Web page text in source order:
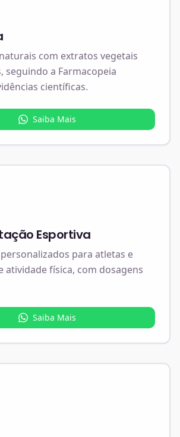
com extratos vegetais
seguindo a Farmacopeia
científicas.
Saiba Mais
Esportiva
para atletas e
atividade física, com dosagens
Saiba Mais